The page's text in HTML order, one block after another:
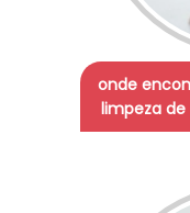
onde
limpeza